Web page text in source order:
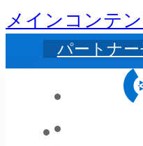
メインコンテ
パートナ